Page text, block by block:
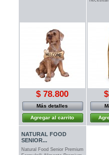
$ 78.800
Más detalles
Agregar al carrito
NATURAL FOOD
SENIOR...
Natural Food Senior Premium